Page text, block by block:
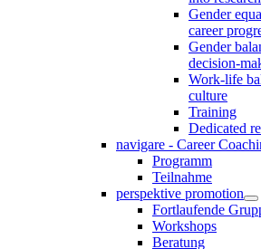
Gender
career
Gender
decision-
Work-life
culture
Training
Dedicated
navigare - Career
Programm
Teilnahme
perspektive promotion
Fortlaufende
Workshops
Beratung